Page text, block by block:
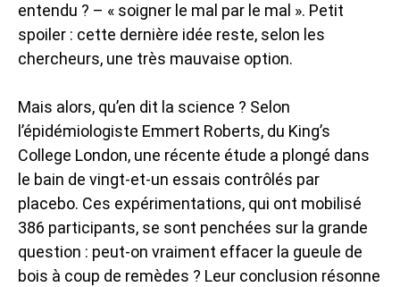
entendu ? – « soigner le mal par le mal ». Petit
spoiler : cette dernière idée reste, selon les
chercheurs, une très mauvaise option.
Mais alors, qu’en dit la science ? Selon
l’épidémiologiste Emmert Roberts, du King’s
College London, une récente étude a plongé dans
le bain de vingt-et-un essais contrôlés par
placebo. Ces expérimentations, qui ont mobilisé
386 participants, se sont penchées sur la grande
question : peut-on vraiment effacer la gueule de
bois à coup de remèdes ? Leur conclusion résonne